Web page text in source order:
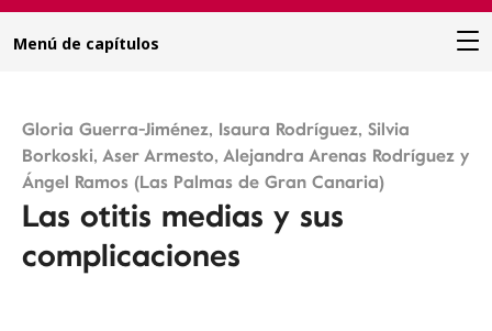
Menú de capítulos
Prólogo
Tema 01
Oído
El dolor de oído
Gloria Guerra-Jiménez, Isaura Rodríguez, Silvia
Borkoski, Aser Armesto, Alejandra Arenas Rodríguez y
Ángel Ramos (Las Palmas de Gran Canaria)
Las otitis medias y sus
complicaciones